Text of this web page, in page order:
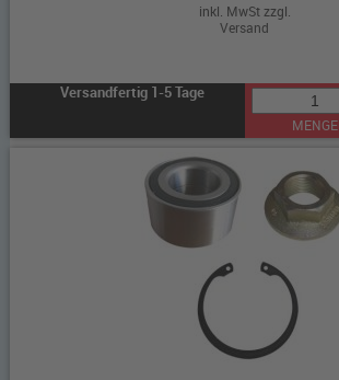
inkl. MwSt zzgl.
Versand
Versandfertig 1-5 Tage
MENGE